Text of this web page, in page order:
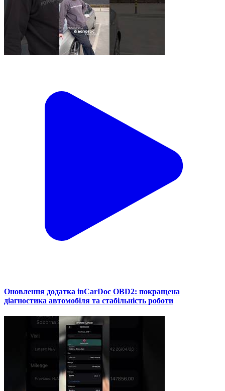
Оновлення додатка inCarDoc OBD2: покращена
діагностика автомобіля та стабільність роботи